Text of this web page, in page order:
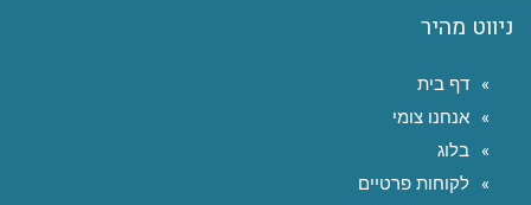
ניווט מהיר
דף בית
אנחנו צומי
בלוג
לקוחות פרטיים